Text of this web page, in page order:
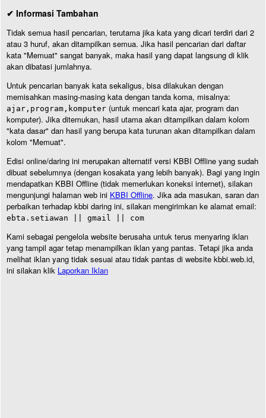
✔ Informasi Tambahan
Tidak semua hasil pencarian, terutama jika kata yang dicari terdiri dari 2
atau 3 huruf, akan ditampilkan semua. Jika hasil pencarian dari daftar
kata "Memuat" sangat banyak, maka hasil yang dapat langsung di klik
akan dibatasi jumlahnya.
Untuk pencarian banyak kata sekaligus, bisa dilakukan dengan
memisahkan masing-masing kata dengan tanda koma, misalnya:
ajar,program,komputer (untuk mencari kata ajar, program dan
komputer). Jika ditemukan, hasil utama akan ditampilkan dalam kolom
"kata dasar" dan hasil yang berupa kata turunan akan ditampilkan dalam
kolom "Memuat".
Edisi online/daring ini merupakan alternatif versi KBBI Offline yang sudah
dibuat sebelumnya (dengan kosakata yang lebih banyak). Bagi yang ingin
mendapatkan KBBI Offline (tidak memerlukan koneksi internet), silakan
mengunjungi halaman web ini KBBI Offline. Jika ada masukan, saran dan
perbaikan terhadap kbbi daring ini, silakan mengirimkan ke alamat email:
ebta.setiawan || gmail || com
Kami sebagai pengelola website berusaha untuk terus menyaring iklan
yang tampil agar tetap menampilkan iklan yang pantas. Tetapi jika anda
melihat iklan yang tidak sesuai atau tidak pantas di website kbbi.web.id,
ini silakan klik Laporkan Iklan